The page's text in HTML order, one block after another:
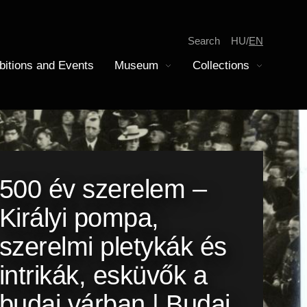
and Events Museum
Display submenu Collections
Display submenu
of Modern History
Search HU EN
500 év szerelem –
Királyi pompa,
szerelmi pletykák és
intrikák, esküvők a